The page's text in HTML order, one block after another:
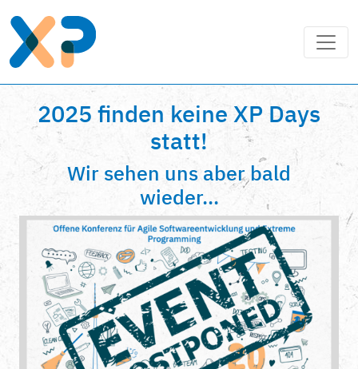
2025 finden keine XP Days
statt!
Wir sehen uns aber bald
wieder...